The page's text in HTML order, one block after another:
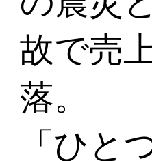
故で売
落。
「ひと